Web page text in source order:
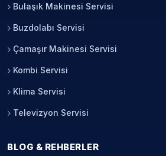
Bulaşık Makinesi Servisi
Buzdolabı Servisi
Çamaşır Makinesi Servisi
Kombi Servisi
Klima Servisi
Televizyon Servisi
BLOG & REHBERLER